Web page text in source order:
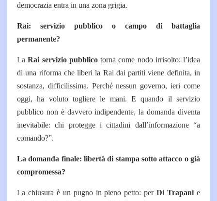
democrazia entra in una zona grigia.
Rai: servizio pubblico o campo di battaglia
permanente?
LaRai servizio pubblicotorna come nodo irrisolto: l’idea
di una riforma che liberi la Rai dai partiti viene definita, in
sostanza, difficilissima. Perché nessun governo, ieri come
oggi, ha voluto togliere le mani. E quando il servizio
pubblico non è davvero indipendente, la domanda diventa
inevitabile: chi protegge i cittadini dall’informazione “a
comando?”.
La domanda finale: libertà di stampa sotto attacco o già
compromessa?
La chiusura è un pugno in pieno petto: perDi Trapani e